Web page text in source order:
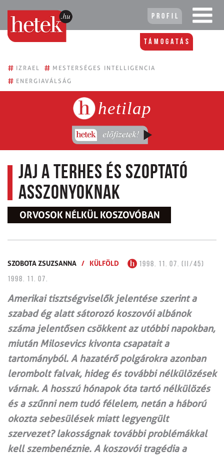
Profil
Támogatás
# IZRAEL # MESTERSÉGES INTELLIGENCIA
# ENERGIAVÁLSÁG
hetilap
Jaj a terhes és szoptató
asszonyoknak
ORVOSOK NÉLKÜL KOSZOVÓBAN
SZOBOTA ZSUZSANNA / KÜLFÖLD
1998. 11. 07. (II/45)
1998. 11. 07.
Amerikai tisztségviselők jelentése szerint a
szabad ég alatt sátorozó koszovói albánok
száma jelentősen csökkent az utóbbi napokban,
miután Milosevics kivonta csapatait a
tartományból. A hazatérő polgárokra azonban
lerombolt falvak, hideg és további nélkülözések
várnak. A hosszú hónapok óta tartó nélkülözés
és a szűnni nem tudó félelem, netán a háború
okozta sebesülések miatt legyengült
szervezet? lakosságnak további problémákkal
kell szembenéznie. A koszovói tragédia a